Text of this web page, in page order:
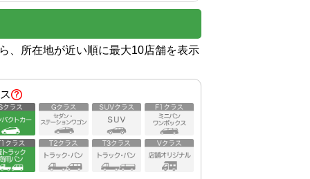
、所在地が近い順に最大10店舗を表示